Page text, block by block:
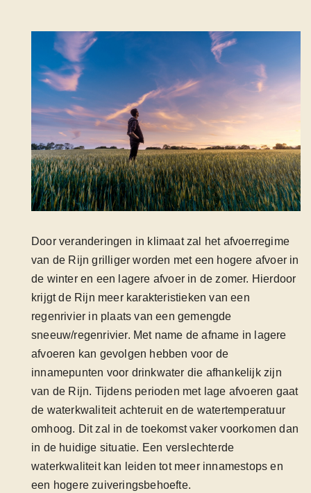
Door veranderingen in klimaat zal het afvoerregime
van de Rijn grilliger worden met een hogere afvoer in
de winter en een lagere afvoer in de zomer. Hierdoor
krijgt de Rijn meer karakteristieken van een
regenrivier in plaats van een gemengde
sneeuw/regenrivier. Met name de afname in lagere
afvoeren kan gevolgen hebben voor de
innamepunten voor drinkwater die afhankelijk zijn
van de Rijn. Tijdens perioden met lage afvoeren gaat
de waterkwaliteit achteruit en de watertemperatuur
omhoog. Dit zal in de toekomst vaker voorkomen dan
in de huidige situatie. Een verslechterde
waterkwaliteit kan leiden tot meer innamestops en
een hogere zuiveringsbehoefte.